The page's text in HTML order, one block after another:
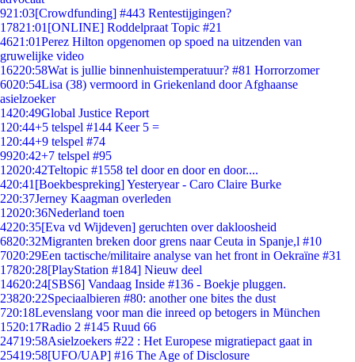
921:03[Crowdfunding] #443 Rentestijgingen?
17821:01 [ONLINE] Roddelpraat Topic #21
4621:01Perez Hilton opgenomen op spoed na uitzenden van
gruwelijke video
16220:58Wat is jullie binnenhuistemperatuur? #81 Horrorzomer
6020:54Lisa (38) vermoord in Griekenland door Afghaanse
asielzoeker
1420:49Global Justice Report
1 20:44+5 telspel #144 Keer 5 =
1 20:44+9 telspel #74
9920:42+7 telspel #95
12020:42Teltopic #1558 tel door en door en door....
420:41 [Boekbespreking] Yesteryear - Caro Claire Burke
220:37Jerney Kaagman overleden
12020:36Nederland toen
4220:35[Eva vd Wijdeven] geruchten over dakloosheid
6820:32Migranten breken door grens naar Ceuta in Spanje,l #10
7020:29Een tactische/militaire analyse van het front in Oekraïne #31
17820:28[PlayStation #184] Nieuw deel
14620:24[SBS6] Vandaag Inside #136 - Boekje pluggen.
23820:22Speciaalbieren #80: another one bites the dust
720:18Levenslang voor man die inreed op betogers in München
1520:17Radio 2 #145 Ruud 66
24719:58Asielzoekers #22 : Het Europese migratiepact gaat in
25419:58[UFO/UAP] #16 The Age of Disclosure